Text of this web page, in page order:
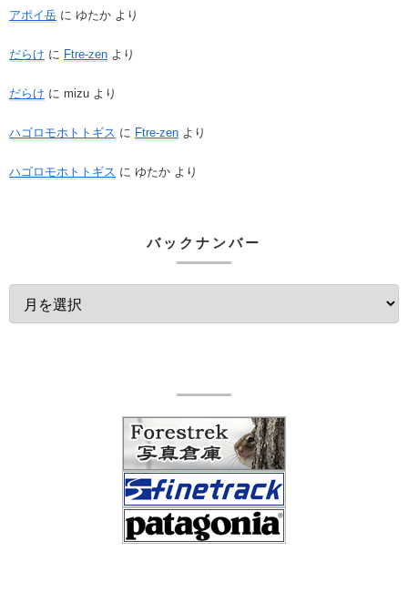
アポイ岳 に ゆたか より
だらけ に Ftre-zen より
だらけ に mizu より
ハゴロモホトトギス に Ftre-zen より
ハゴロモホトトギス に ゆたか より
バックナンバー